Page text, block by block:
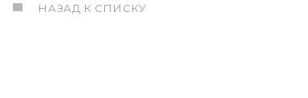
НАЗАД К СПИСКУ